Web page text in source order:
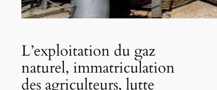
L’exploitation du gaz
naturel, immatriculation
des agriculteurs, lutte